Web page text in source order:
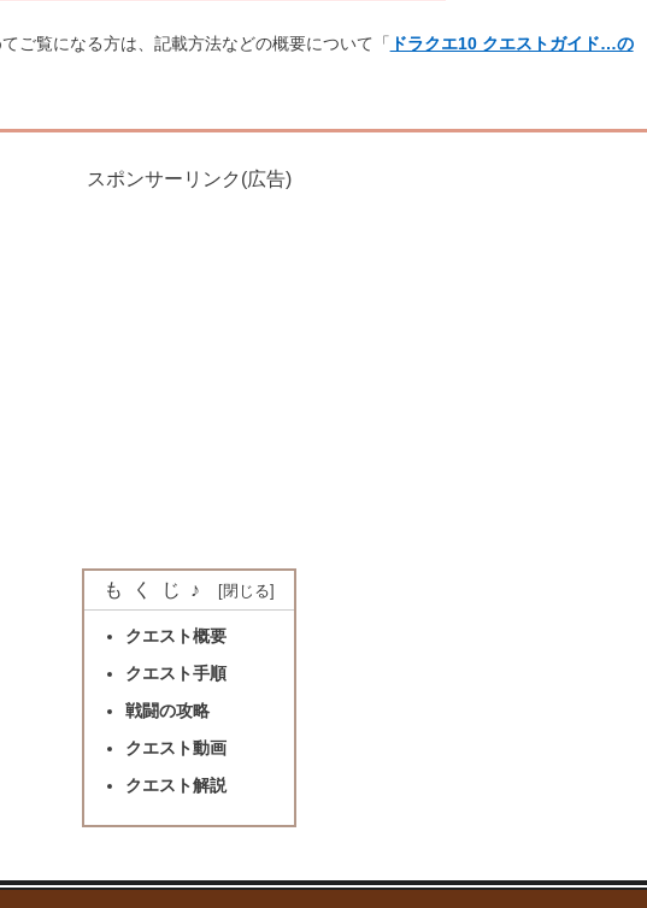
ご覧になる方は、記載方法などの概要について「 ドラクエ10 クエストガイド…の
スポンサーリンク(広告)
もくじ♪
クエスト概要
クエスト手順
戦闘の攻略
クエスト動画
クエスト解説